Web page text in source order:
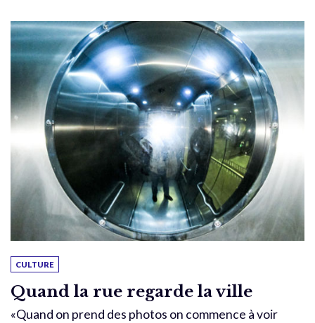
CULTURE
Quand la rue regarde la ville
«Quand on prend des photos on commence à voir